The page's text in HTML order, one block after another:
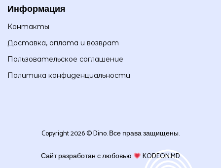
Информация
Контакты
Доставка, оплата и возврат
Пользовательское соглашение
Политика конфиденциальности
Copyright 2026 © Dino. Все права защищены.
Сайт разработан с любовью
KODEON.MD